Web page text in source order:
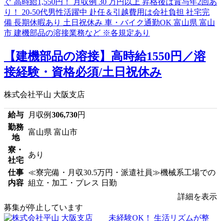
【建機部品の溶接】高時給1550円／溶
接経験・資格必須/土日祝休み
株式会社平山 大阪支店
給与 月収例 306,730円
勤務
地
富山県 富山市
寮・
社宅
あり
仕事
内容
≪寮完備・月収30.5万円・派遣社員≫機械系工場での
組立・加工・プレス 日勤
詳細を表示
募集が停止しています